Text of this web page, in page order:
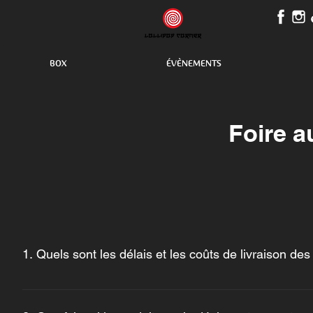
BOX ÉVÈNEMENTS
1. Quels sont les délais et les coûts de livraison
Foire